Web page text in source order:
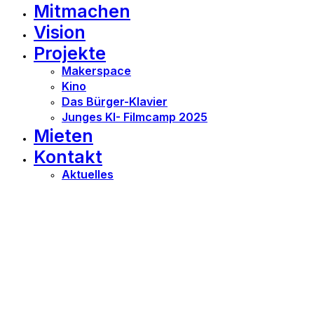
Mitmachen
Vision
Projekte
Makerspace
Kino
Das Bürger-Klavier
Junges KI- Filmcamp 2025
Mieten
Kontakt
Aktuelles